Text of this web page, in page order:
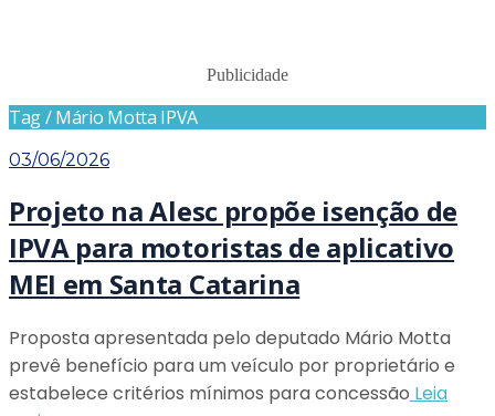
Publicidade
Tag / Mário Motta IPVA
03/06/2026
Projeto na Alesc propõe isenção de
IPVA para motoristas de aplicativo
MEI em Santa Catarina
Proposta apresentada pelo deputado Mário Motta
prevê benefício para um veículo por proprietário e
estabelece critérios mínimos para concessão Leia